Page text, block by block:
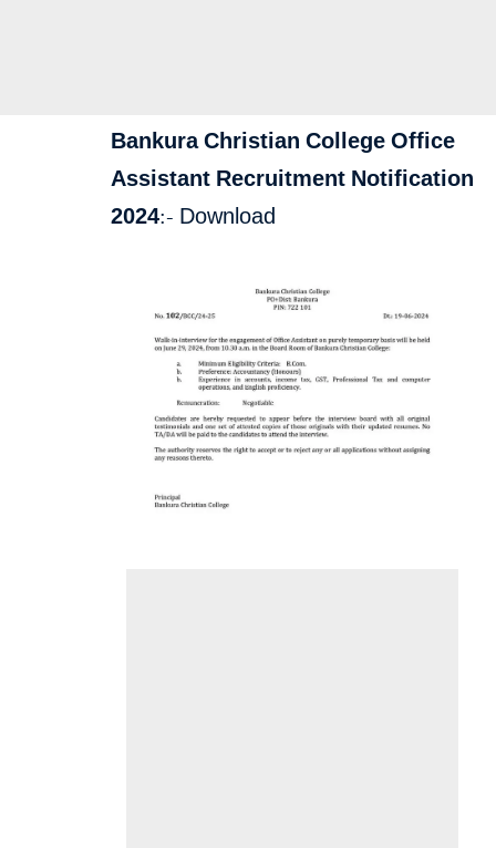
Bankura Christian College Office
Assistant Recruitment Notification
2024:- Download